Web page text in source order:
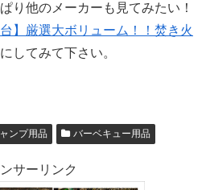
り他のメーカーも見てみたい！
台】厳選大ボリューム！！焚き火
してみて下さい。
ンプ用品 バーベキュー用品
サーリンク